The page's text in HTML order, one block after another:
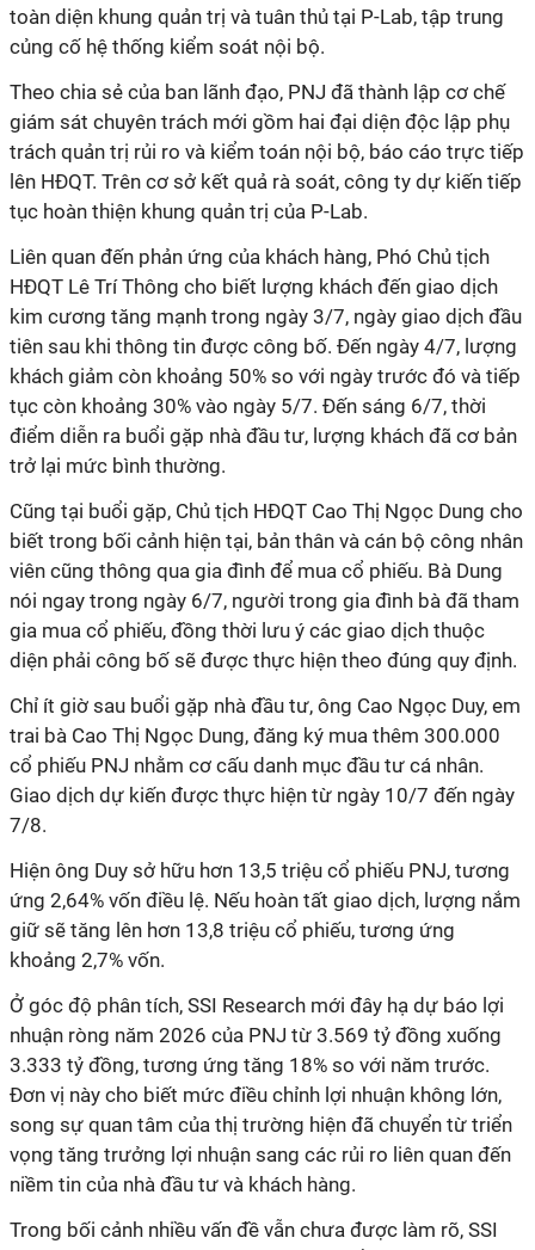
toàn diện khung quản trị và tuân thủ tại P-Lab, tập trung
củng cố hệ thống kiểm soát nội bộ.
Theo chia sẻ của ban lãnh đạo, PNJ đã thành lập cơ chế
giám sát chuyên trách mới gồm hai đại diện độc lập phụ
trách quản trị rủi ro và kiểm toán nội bộ, báo cáo trực tiếp
lên HĐQT. Trên cơ sở kết quả rà soát, công ty dự kiến tiếp
tục hoàn thiện khung quản trị của P-Lab.
Liên quan đến phản ứng của khách hàng, Phó Chủ tịch
HĐQT Lê Trí Thông cho biết lượng khách đến giao dịch
kim cương tăng mạnh trong ngày 3/7, ngày giao dịch đầu
tiên sau khi thông tin được công bố. Đến ngày 4/7, lượng
khách giảm còn khoảng 50% so với ngày trước đó và tiếp
tục còn khoảng 30% vào ngày 5/7. Đến sáng 6/7, thời
điểm diễn ra buổi gặp nhà đầu tư, lượng khách đã cơ bản
trở lại mức bình thường.
Cũng tại buổi gặp, Chủ tịch HĐQT Cao Thị Ngọc Dung cho
biết trong bối cảnh hiện tại, bản thân và cán bộ công nhân
viên cũng thông qua gia đình để mua cổ phiếu. Bà Dung
nói ngay trong ngày 6/7, người trong gia đình bà đã tham
gia mua cổ phiếu, đồng thời lưu ý các giao dịch thuộc
diện phải công bố sẽ được thực hiện theo đúng quy định.
Chỉ ít giờ sau buổi gặp nhà đầu tư, ông Cao Ngọc Duy, em
trai bà Cao Thị Ngọc Dung, đăng ký mua thêm 300.000
cổ phiếu PNJ nhằm cơ cấu danh mục đầu tư cá nhân.
Giao dịch dự kiến được thực hiện từ ngày 10/7 đến ngày
7/8.
Hiện ông Duy sở hữu hơn 13,5 triệu cổ phiếu PNJ, tương
ứng 2,64% vốn điều lệ. Nếu hoàn tất giao dịch, lượng nắm
giữ sẽ tăng lên hơn 13,8 triệu cổ phiếu, tương ứng
khoảng 2,7% vốn.
Ở góc độ phân tích, SSI Research mới đây hạ dự báo lợi
nhuận ròng năm 2026 của PNJ từ 3.569 tỷ đồng xuống
3.333 tỷ đồng, tương ứng tăng 18% so với năm trước.
Đơn vị này cho biết mức điều chỉnh lợi nhuận không lớn,
song sự quan tâm của thị trường hiện đã chuyển từ triển
vọng tăng trưởng lợi nhuận sang các rủi ro liên quan đến
niềm tin của nhà đầu tư và khách hàng.
Trong bối cảnh nhiều vấn đề vẫn chưa được làm rõ, SSI